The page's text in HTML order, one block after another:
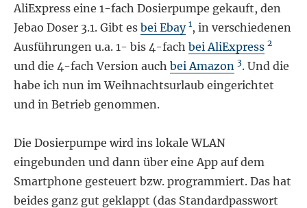
AliExpress eine 1-fach Dosierpumpe gekauft, den
Jebao Doser 3.1. Gibt esbei Ebay 1, in verschiedenen
Ausführungen u.a. 1- bis 4-fachbei AliExpress 2
und die 4-fach Version auchbei Amazon 3. Und die
habe ich nun im Weihnachtsurlaub eingerichtet
und in Betrieb genommen.
Die Dosierpumpe wird ins lokale WLAN
eingebunden und dann über eine App auf dem
Smartphone gesteuert bzw. programmiert. Das hat
beides ganz gut geklappt (das Standardpasswort